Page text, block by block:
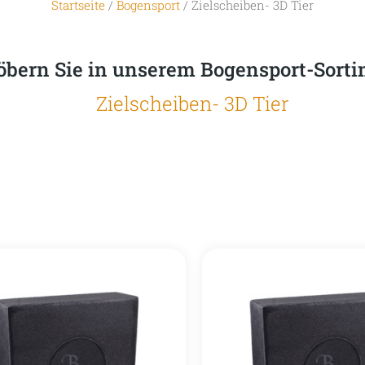
Startseite / Bogensport / Zielscheiben- 3D Tier
Sie in unserem Bogensport-
Zielscheiben- 3D Tier